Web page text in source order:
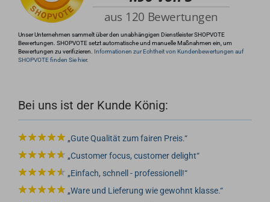
Unser Unternehmen sammelt über den unabhängigen Dienstleister SHOPVOTE
Bewertungen. SHOPVOTE setzt automatische und manuelle Maßnahmen ein, um
Bewertungen zu verifizieren. Informationen zur Echtheit von Kundenbewertungen auf
SHOPVOTE finden Sie hier.
Bei uns ist der Kunde König:
Gute Qualität zum fairen Preis.
Customer focus, customer delight
Einfach, schnell - professionell!
Ware und Lieferung wie gewohnt klasse.